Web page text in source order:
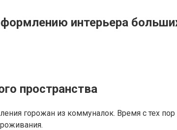
интерьера
пространства
горожан из коммуналок. Время с тех